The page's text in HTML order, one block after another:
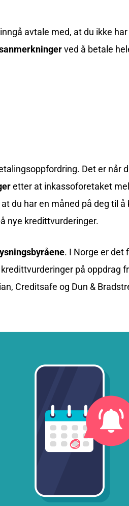
avtale med, at du ikke
ved å betale
Det er når
etter at inkassoforetaket
du har en måned på deg til å
nye kredittvurderinger.
. I Norge er det
på oppdrag
Creditsafe og Dun &